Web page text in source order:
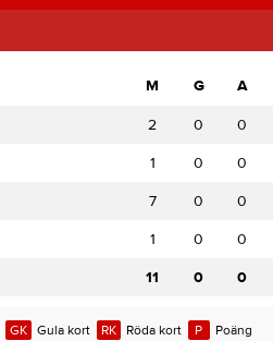
M G A
2 0 0
1 0 0
7 0 0
1 0 0
11 0 0
GK Gula kort RK Röda kort P Poäng